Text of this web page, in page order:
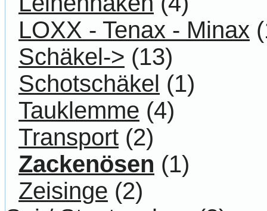
LOXX - Tenax - Minax
Schäkel-> (13)
Schotschäkel (1)
Tauklemme (4)
Transport (2)
Zackenösen (1)
Zeisinge (2)